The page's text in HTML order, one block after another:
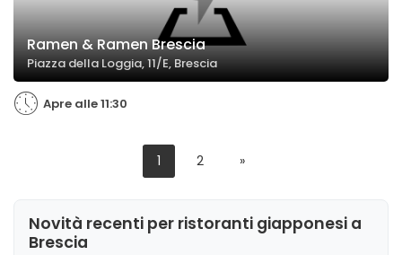
Ramen & Ramen Brescia
Piazza della Loggia, 11/E, Brescia
Apre alle 11:30
1 2 »
Novità recenti per ristoranti giapponesi a
Brescia